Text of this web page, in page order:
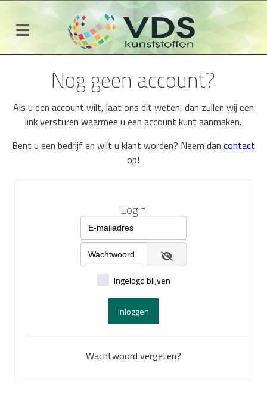
Nog geen account?
Als u een account wilt, laat ons dit weten, dan zullen wij een
link versturen waarmee u een account kunt aanmaken.
Bent u een bedrijf en wilt u klant worden? Neem dan contact
op!
Login
Ingelogd blijven
Inloggen
Wachtwoord vergeten?